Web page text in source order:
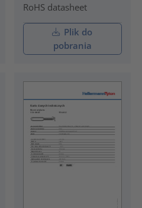
RoHS datasheet
Plik do
pobrania